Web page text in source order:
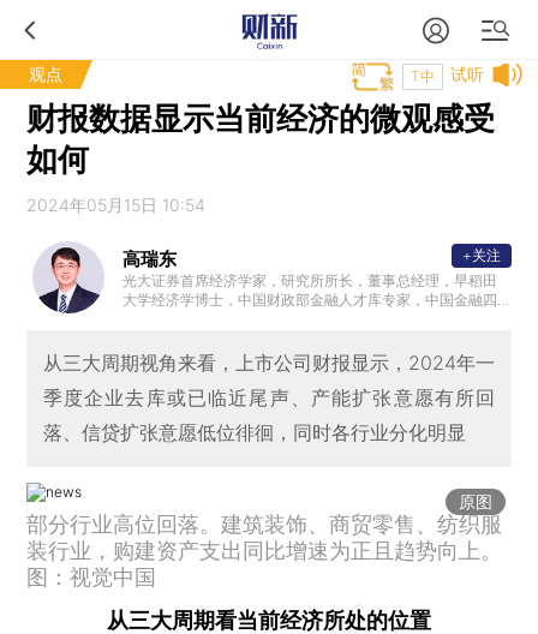
观点 试听
T中
财报数据显示当前经济的微观感受
如何
2024年05月15日 10:54
高瑞东
光大证券首席经济学家，研究所所长，董事总经理，早稻田
大学经济学博士，中国财政部金融人才库专家，中国金融四
CD经济部、早稻田大学政治经济学院，专注全球和中国宏观
经济与金融市场研究。2023年10月参加国务院总理主持召开
的经济形势专家和企业家座谈会，就经济工作建言献策。
+关注
从三大周期视角来看，上市公司财报显示，2024年一
季度企业去库或已临近尾声、产能扩张意愿有所回
落、信贷扩张意愿低位徘徊，同时各行业分化明显
原图
部分行业高位回落。建筑装饰、商贸零售、纺织服
装行业，购建资产支出同比增速为正且趋势向上。
图：视觉中国
从三大周期看当前经济所处的位置